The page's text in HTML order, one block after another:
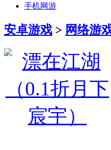
手机网游
安卓游戏 > 网络游